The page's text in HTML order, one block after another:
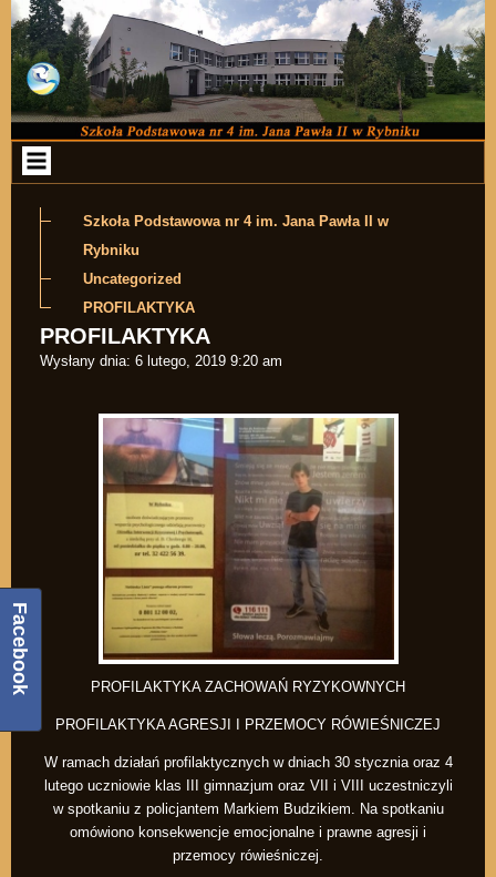
Przejdź do zawartości
Szkoła Podstawowa nr 4 im. Jana Pawła II w
Rybniku
Uncategorized
PROFILAKTYKA
PROFILAKTYKA
Wysłany dnia: 6 lutego, 2019 9:20 am
PROFILAKTYKA ZACHOWAŃ RYZYKOWNYCH
PROFILAKTYKA AGRESJI I PRZEMOCY RÓWIEŚNICZEJ
W ramach działań profilaktycznych w dniach 30 stycznia oraz 4
lutego uczniowie klas III gimnazjum oraz VII i VIII uczestniczyli
w spotkaniu z policjantem Markiem Budzikiem. Na spotkaniu
omówiono konsekwencje emocjonalne i prawne agresji i
przemocy rówieśniczej.
Facebook